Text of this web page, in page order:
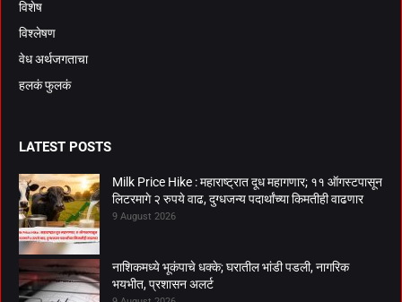
विशेष
विश्लेषण
वेध अर्थजगताचा
हलकं फुलकं
LATEST POSTS
Milk Price Hike : महाराष्ट्रात दूध महागणार; ११ ऑगस्टपासून
लिटरमागे २ रुपये वाढ, दुग्धजन्य पदार्थांच्या किमतीही वाढणार
9 August 2026
नाशिकमध्ये भूकंपाचे धक्के; घरातील भांडी पडली, नागरिक
भयभीत, प्रशासन अलर्ट